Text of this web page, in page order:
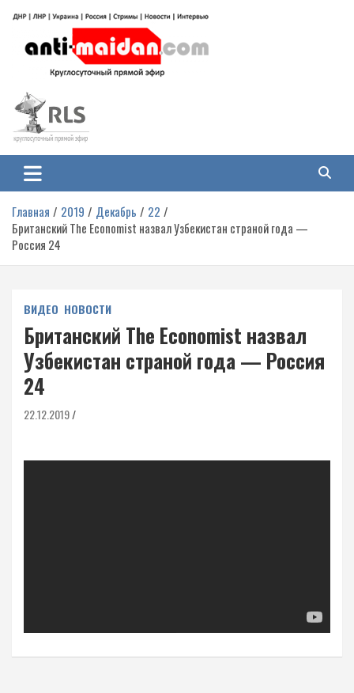
содержимому
Антимайдан: Гражданская война
на Украине
гражданской войне на Украине, включая события в Новороссии, ДНР,
ЛНР и других регионах.
Главная 2019 Декабрь
22
Британский The Economist назвал Узбекистан страной года —
Россия 24
ВИДЕО НОВОСТИ
Британский The Economist назвал
Узбекистан страной года — Россия
24
22.12.2019